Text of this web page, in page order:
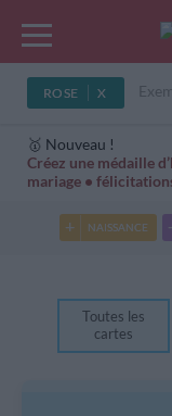
ROSE
🥇 Nouveau !
Créez une médaille
mariage •
Cartes Hiver
NAISSANCE
Toutes les
cartes